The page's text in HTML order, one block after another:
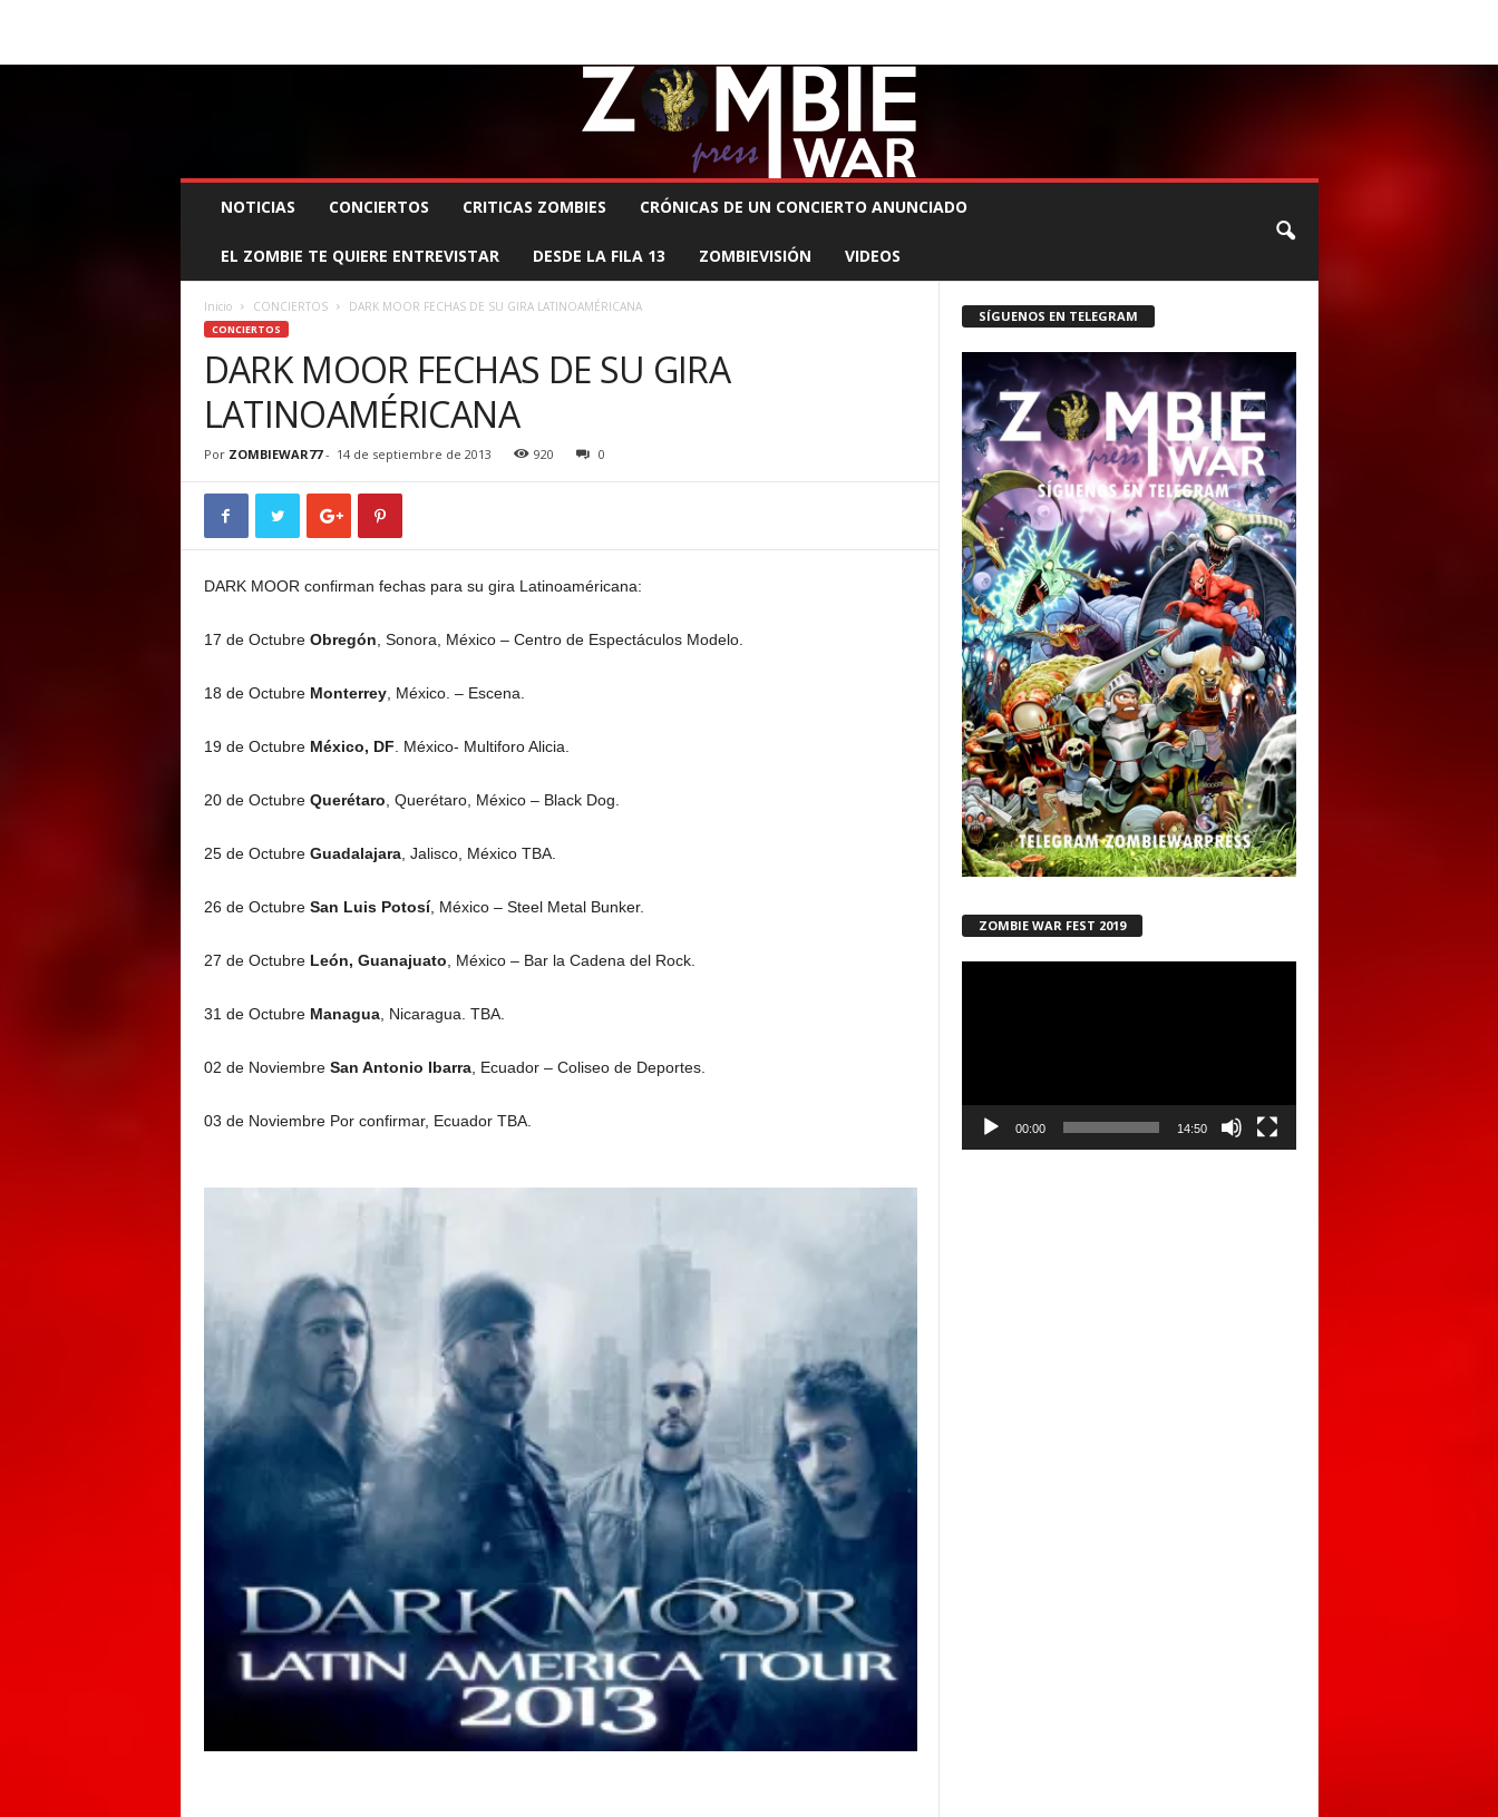
I
NOTICIAS CONCIERTOS CRITICAS ZOMBIES CRÓNICAS DE UN CONCIERTO ANUNCIADO
EL ZOMBIE TE QUIERE ENTREVISTAR DESDE LA FILA 13 ZOMBIEVISIÓN VIDEOS
Inicio CONCIERTOS DARK MOOR FECHAS DE SU GIRA LATINOAMÉRICANA
CONCIERTOS
DARK MOOR FECHAS DE SU GIRA
LATINOAMÉRICANA
Por ZOMBIEWAR77- 14 de septiembre de 2013 920 0
DARK MOOR confirman fechas para su gira Latinoaméricana:
17 de Octubre Obregón , Sonora, México – Centro de Espectáculos Modelo.
18 de Octubre Monterrey, México. – Escena.
19 de Octubre México, DF . México- Multiforo Alicia.
20 de Octubre Querétaro , Querétaro, México – Black Dog.
25 de Octubre Guadalajara, Jalisco, México TBA.
26 de Octubre San Luis Potosí, México – Steel Metal Bunker.
27 de OctubreLeón, Guanajuato , México – Bar la Cadena del Rock.
31 de Octubre Managua, Nicaragua. TBA.
02 de Noviembre San Antonio Ibarra, Ecuador – Coliseo de Deportes.
03 de Noviembre Por confirmar, Ecuador TBA.
SÍGUENOS EN TELEGRAM
ZOMBIE WAR FEST 2019
00:00 14:50